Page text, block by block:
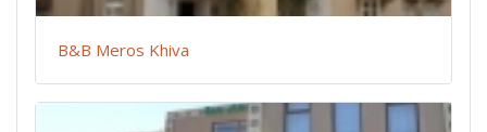
B&B Meros Khiva